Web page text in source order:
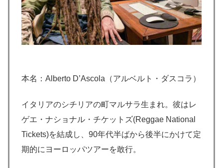
本名：Alberto D’Ascola（アルベルト・ダスコラ）
イタリアのシチリアの町マルサラ生まれ。彼はレ
ゲエ・ナショナル・チケットズ(Reggae National
Tickets)を結成し、90年代半ばから後半にかけて定
期的にヨーロッパツアーを敢行。